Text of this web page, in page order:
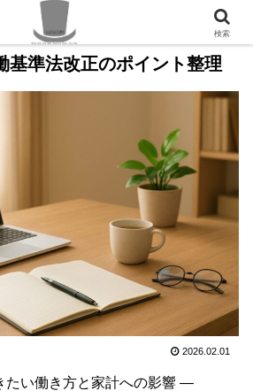
基準法改正のポイント整理
2026.02.01
い働き方と家計への影響 ―
検索